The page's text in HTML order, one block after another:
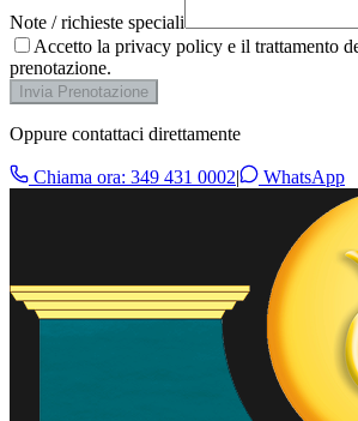
Note / richieste speciali
Accetto la privacy policy e il trattamento
prenotazione.
Invia Prenotazione
Oppure contattaci direttamente
Chiama ora: 349 431 0002| WhatsApp